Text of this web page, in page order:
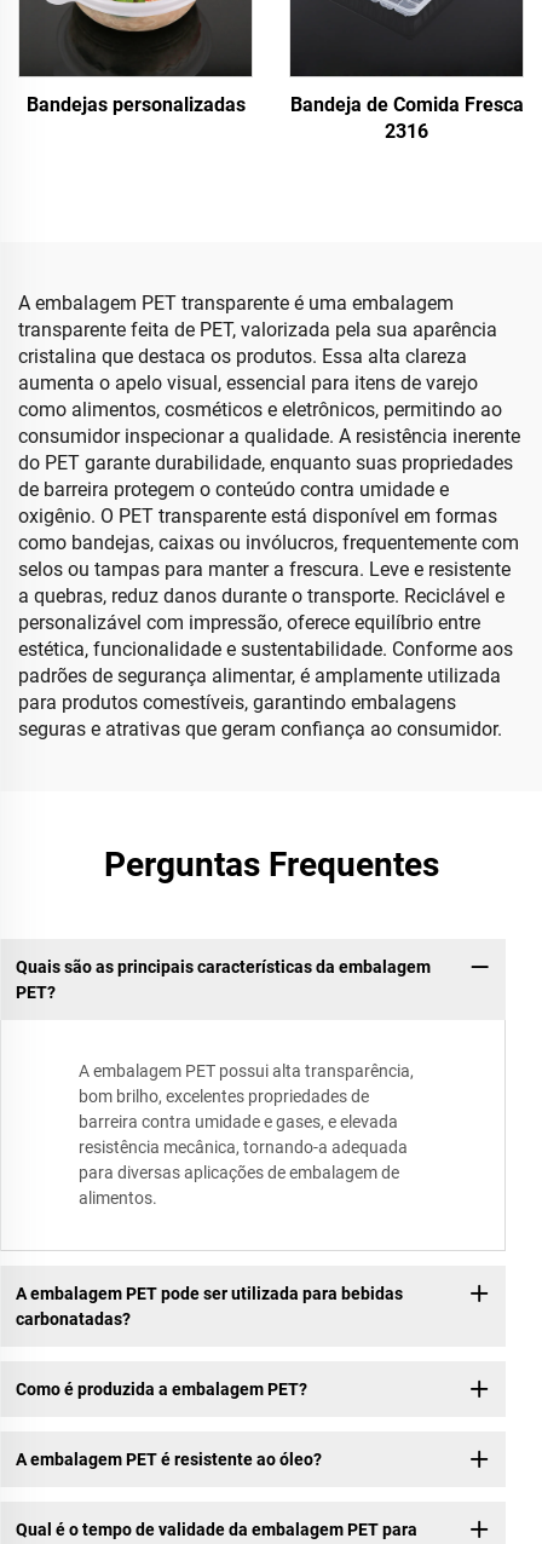
Bandejas personalizadas
Bandeja de Comida Fresca
2316
A embalagem PET transparente é uma embalagem
transparente feita de PET, valorizada pela sua aparência
cristalina que destaca os produtos. Essa alta clareza
aumenta o apelo visual, essencial para itens de varejo
como alimentos, cosméticos e eletrônicos, permitindo ao
consumidor inspecionar a qualidade. A resistência inerente
do PET garante durabilidade, enquanto suas propriedades
de barreira protegem o conteúdo contra umidade e
oxigênio. O PET transparente está disponível em formas
como bandejas, caixas ou invólucros, frequentemente com
selos ou tampas para manter a frescura. Leve e resistente
a quebras, reduz danos durante o transporte. Reciclável e
personalizável com impressão, oferece equilíbrio entre
estética, funcionalidade e sustentabilidade. Conforme aos
padrões de segurança alimentar, é amplamente utilizada
para produtos comestíveis, garantindo embalagens
seguras e atrativas que geram confiança ao consumidor.
Perguntas Frequentes
Quais são as principais características da embalagem
PET?
A embalagem PET possui alta transparência,
bom brilho, excelentes propriedades de
barreira contra umidade e gases, e elevada
resistência mecânica, tornando-a adequada
para diversas aplicações de embalagem de
alimentos.
A embalagem PET pode ser utilizada para bebidas
carbonatadas?
Como é produzida a embalagem PET?
A embalagem PET é resistente ao óleo?
Qual é o tempo de validade da embalagem PET para